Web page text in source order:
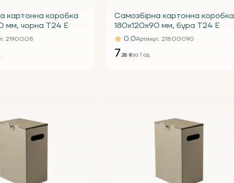
картонна коробка
мм, чорна Т24 Е
: 2190008
Самозбірна картонна коробка
180x120x90 мм, бура Т24 Е
0.0Артикул: 21800090
7.28 ₴за 1 од.